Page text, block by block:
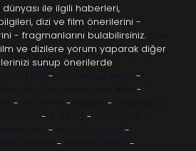
ile ilgili haberleri,
dizi ve film önerilerini -
- fragmanlarını bulabilirsiniz.
ve dizilere yorum yaparak diğer
sunup önerilerde
-
-
-
- - -
- -
-
-
- -